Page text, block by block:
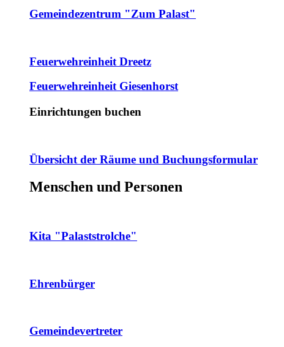
Gemeindezentrum "Zum Palast"
Feuerwehreinheit Dreetz
Feuerwehreinheit Giesenhorst
Einrichtungen buchen
Übersicht der Räume und Buchungsformular
Menschen und Personen
Kita "Palaststrolche"
Ehrenbürger
Gemeindevertreter